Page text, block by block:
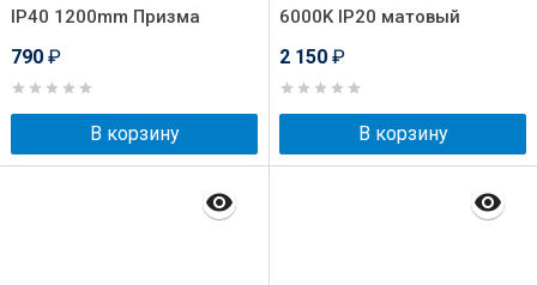
IP40 1200mm Призма
790 ₽
В корзину
6000K IP20 матовый
2 150 ₽
В корзину